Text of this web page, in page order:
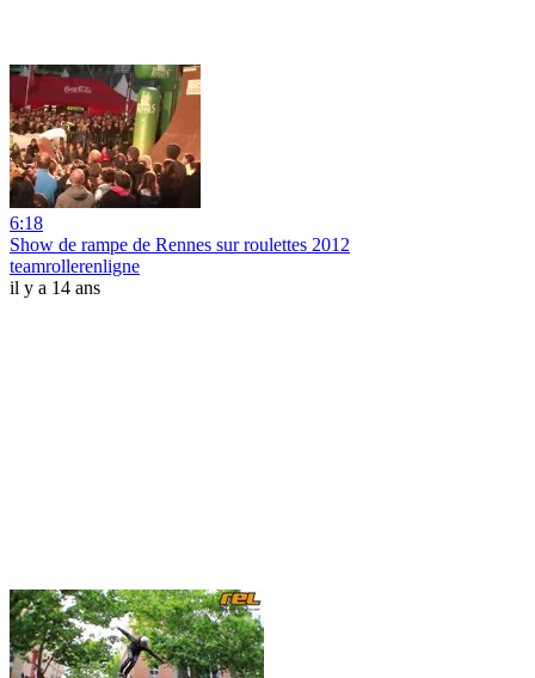
6:18
Show de rampe de Rennes sur roulettes 2012
teamrollerenligne
il y a 14 ans